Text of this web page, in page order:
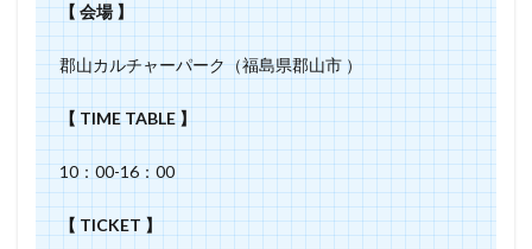
【 会場 】
郡山カルチャーパーク（福島県郡山市 ）
【 TIME TABLE 】
10：00-16：00
【 TICKET 】